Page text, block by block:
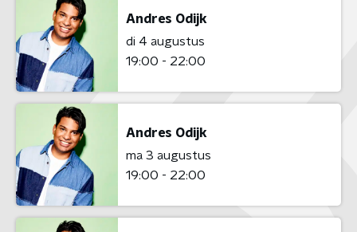
Andres Odijk
di 4 augustus
19:00 - 22:00
Andres Odijk
ma 3 augustus
19:00 - 22:00